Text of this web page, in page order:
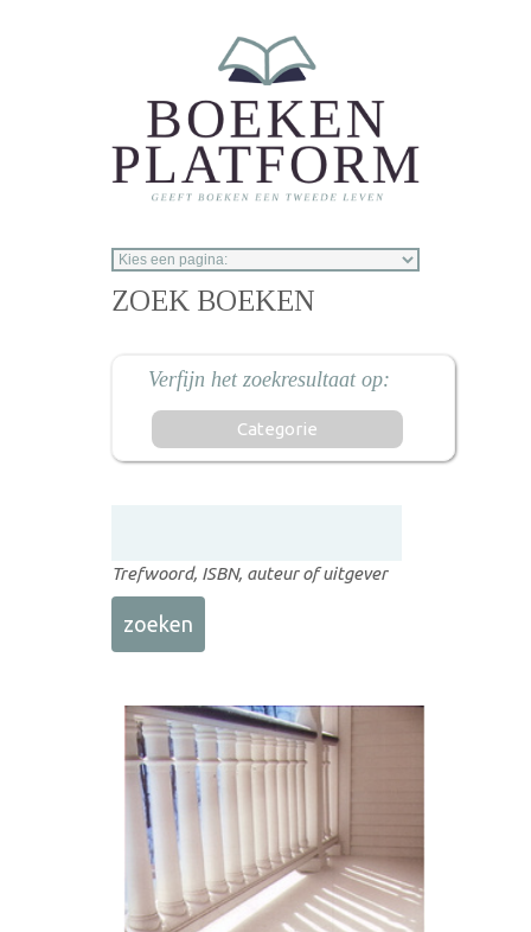
ZOEK BOEKEN
Categorie
Trefwoord, ISBN, auteur of uitgever